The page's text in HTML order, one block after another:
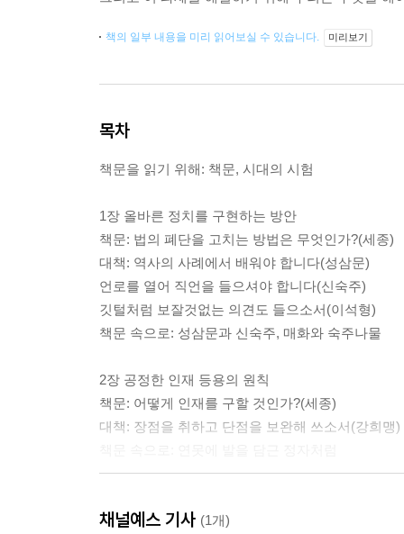
책의 일부 내용을 미리 읽어보실 수 있습니다. 미리보기
목차
책문을 읽기 위해: 책문, 시대의 시험
1장 올바른 정치를 구현하는 방안
책문: 법의 폐단을 고치는 방법은 무엇인가?(세종)
대책: 역사의 사례에서 배워야 합니다(성삼문)
언로를 열어 직언을 들으셔야 합니다(신숙주)
깃털처럼 보잘것없는 의견도 들으소서(이석형)
책문 속으로: 성삼문과 신숙주, 매화와 숙주나물
2장 공정한 인재 등용의 원칙
책문: 어떻게 인재를 구할 것인가?(세종)
대책: 장점을 취하고 단점을 보완해 쓰소서(강희맹)
책문: 처음부터 끝까지 잘하는 정치는 어떻게 해야
채널예스 기사 (1개)